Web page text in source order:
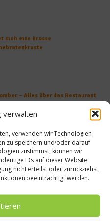
verwalten
verwenden wir Technologien
zu speichern und/oder darauf
zustimmst, können wir
IDs auf dieser Website
nicht erteilst oder zurückziehst,
beeinträchtigt werden.
sich eine krosse
– Alles über das Restaurant
Unterschied zwischen Limonen